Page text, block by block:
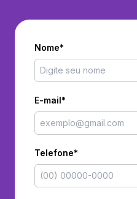
Nome*
E-mail*
Telefone*